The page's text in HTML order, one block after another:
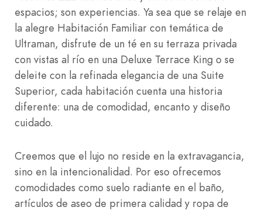
espacios; son experiencias. Ya sea que se relaje en
la alegre Habitación Familiar con temática de
Ultraman, disfrute de un té en su terraza privada
con vistas al río en una Deluxe Terrace King o se
deleite con la refinada elegancia de una Suite
Superior, cada habitación cuenta una historia
diferente: una de comodidad, encanto y diseño
cuidado.
Creemos que el lujo no reside en la extravagancia,
sino en la intencionalidad. Por eso ofrecemos
comodidades como suelo radiante en el baño,
artículos de aseo de primera calidad y ropa de